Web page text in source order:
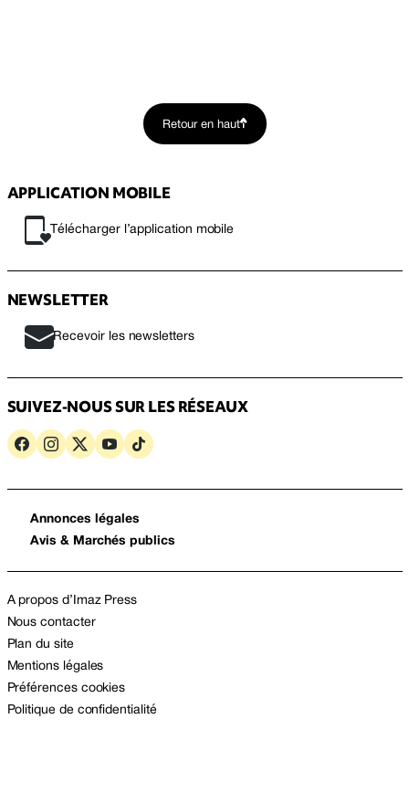
Retour en haut
APPLICATION MOBILE
Télécharger l’application mobile
NEWSLETTER
Recevoir les newsletters
SUIVEZ-NOUS SUR LES RÉSEAUX
Annonces légales
Avis & Marchés publics
A propos d’Imaz Press
Nous contacter
Plan du site
Mentions légales
Préférences cookies
Politique de confidentialité